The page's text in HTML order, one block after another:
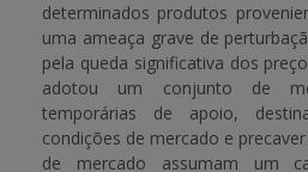
Entrar / Registar
determinados produtos
uma ameaça grave de
pela queda significativa dos
adotou um conjunto de
temporárias de apoio,
condições de mercado e
de mercado assumam um